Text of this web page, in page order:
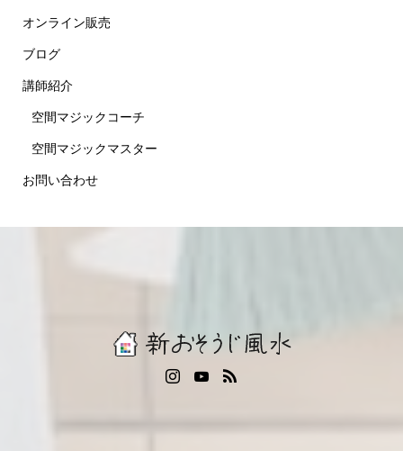
オンライン販売
ブログ
講師紹介
空間マジックコーチ
空間マジックマスター
お問い合わせ